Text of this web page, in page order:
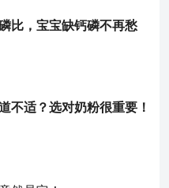
比，宝宝缺钙磷不再愁
不适？选对奶粉很重要！